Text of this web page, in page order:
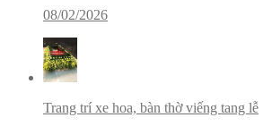
08/02/2026
Trang trí xe hoa, bàn thờ viếng tang lễ